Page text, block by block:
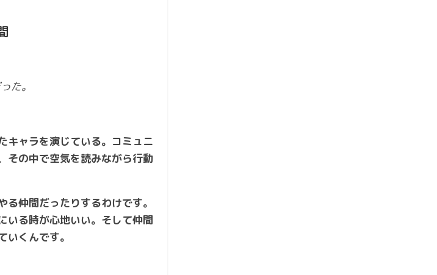
た。
キャラを演じている。コミュニ
その中で空気を読みながら行動
仲間だったりするわけです。
いる時が心地いい。そして仲間
くんです。